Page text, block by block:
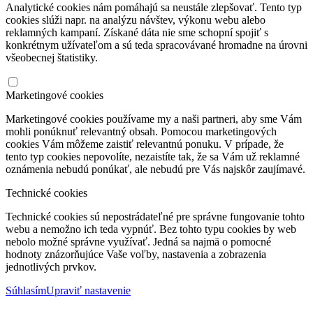
Analytické cookies nám pomáhajú sa neustále zlepšovať. Tento typ
cookies slúži napr. na analýzu návštev, výkonu webu alebo
reklamných kampaní. Získané dáta nie sme schopní spojiť s
konkrétnym užívateľom a sú teda spracovávané hromadne na úrovni
všeobecnej štatistiky.
Marketingové cookies
Marketingové cookies používame my a naši partneri, aby sme Vám
mohli ponúknuť relevantný obsah. Pomocou marketingových
cookies Vám môžeme zaistiť relevantnú ponuku. V prípade, že
tento typ cookies nepovolíte, nezaistíte tak, že sa Vám už reklamné
oznámenia nebudú ponúkať, ale nebudú pre Vás najskôr zaujímavé.
Technické cookies
Technické cookies sú nepostrádateľné pre správne fungovanie tohto
webu a nemožno ich teda vypnúť. Bez tohto typu cookies by web
nebolo možné správne využívať. Jedná sa najmä o pomocné
hodnoty znázorňujúce Vaše voľby, nastavenia a zobrazenia
jednotlivých prvkov.
SúhlasímUpraviť nastavenie